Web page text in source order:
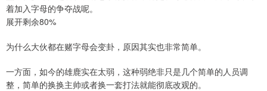
着加入字母的争夺战呢。
展开剩余80%
为什么大伙都在赌字母会变卦，原因其实也非常简单。
一方面，如今的雄鹿实在太弱，这种弱绝非只是几个简单的人员调
整，简单的换换主帅或者换一套打法就能彻底改观的。